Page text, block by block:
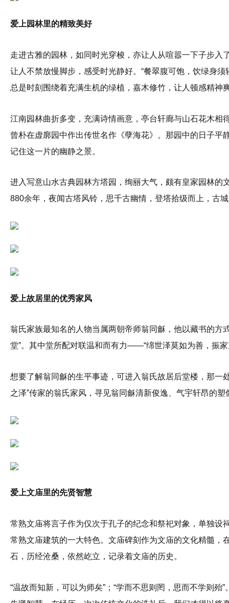
爱上园林里的精致美好
走进古雅的园林，如同时光穿梭，亦让人从喧嚣一下子步
让人不禁放慢脚步，感受时光静好。“餐翠腹可饱，饮绿身
总是时刻围绕着充满生机的绿植，嘉木修竹，让人顿感精神
江南园林曲折多变，充满诗情画意，亭台轩廊与山石花木
曾朴在虚廓园中作出传世名作《孽海花》。那园中的日子
记住这一片的幽静之景。
进入写意山水古典园林方塔园，绚丽大气，颇有皇家园林的
880余年，夜闻古塔风铃，思千古幽情，登塔拾级而上，古
爱上故居里的优秀家风
翁氏家族最知名的人物当属两朝帝师翁同龢，他以藏书的方
堂”。其中堂所配对联温和而有力——“绵世泽莫如为善，振家
想要了解翁同龢的生平事迹，可进入翁氏故居后堂楼，那一
之泽”传家的翁氏家风，寻见翁同龢清新俊逸、气宇轩昂的
爱上文庙里的先贤智慧
常熟文庙将言子作为仅次于孔子的纪念和祭祀对象，单独
常熟文庙建筑的一大特色。文庙碑刻作为文庙的文化精髓，
石，历经沧桑，依然屹立，记录着文庙的历史。
“温故而知新，可以为师矣”；“学而不思则罔，思而不学则